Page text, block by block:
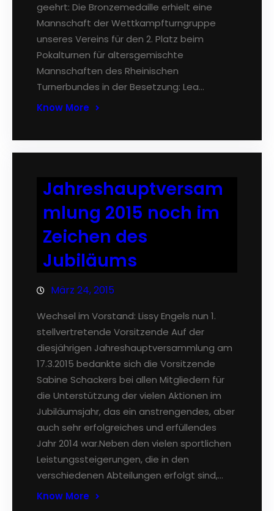
geehrt: Die Bronzemedaille erhielt eine
Mannschaft der Wettkampfturngruppe
unseres Vereins für den 2. Platz beim
Pokalturnen für altersgemischte
Mannschaften des Rheinischen
Turnerbundes in der Besetzung: Lea…
Know More
Jahreshauptversam
mlung 2015 noch im
Zeichen des
Jubiläums
März 24, 2015
Wechsel im Vorstand: Lissy Engels nun 1.
stellvertretende Vorsitzende Auf der
diesjährigen Jahreshauptversammlung am
17.3.2015 bedankte sich die Vorsitzende
Sabine Schackers bei allen Mitgliedern für
die Unterstützung der vielen Aktionen im
Jubiläumsjahr, das ein anstrengendes, aber
auch sehr erfolgreiches und erfüllendes
Jahr 2014 war.Neben den vielen sportlichen
Leistungssteigerungen, die in den
verschiedenen Abteilungen erfolgt sind,…
Know More